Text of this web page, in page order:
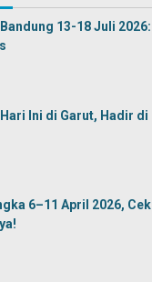
13-18 Juli 2026:
Ini di Garut, Hadir di
6–11 April 2026, Cek